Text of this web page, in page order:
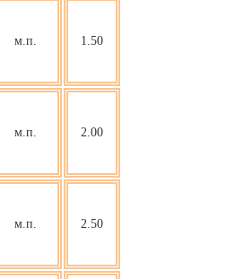
м.п. 1.50
м.п. 2.00
м.п. 2.50